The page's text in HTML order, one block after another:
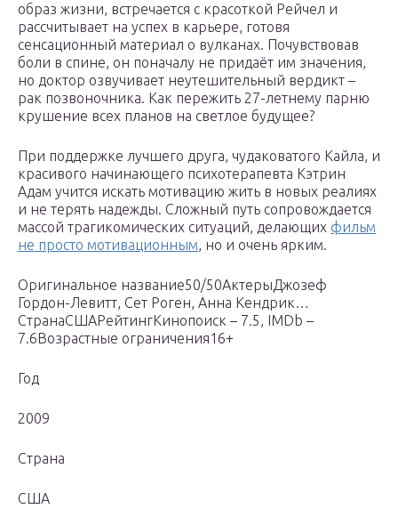
образ жизни, встречается с красоткой Рейчел и
рассчитывает на успех в карьере, готовя
сенсационный материал о вулканах. Почувствовав
боли в спине, он поначалу не придаёт им значения,
но доктор озвучивает неутешительный вердикт –
рак позвоночника. Как пережить 27-летнему парню
крушение всех планов на светлое будущее?
При поддержке лучшего друга, чудаковатого Кайла, и
красивого начинающего психотерапевта Кэтрин
Адам учится искать мотивацию жить в новых реалиях
и не терять надежды. Сложный путь сопровождается
массой трагикомических ситуаций, делающих фильм
не просто мотивационным, но и очень ярким.
Оригинальное название50/50АктерыДжозеф
Гордон-Левитт, Сет Роген, Анна Кендрик…
СтранаСШАРейтингКинопоиск – 7.5, IMDb –
7.6Возрастные ограничения16+
Год
2009
Страна
США